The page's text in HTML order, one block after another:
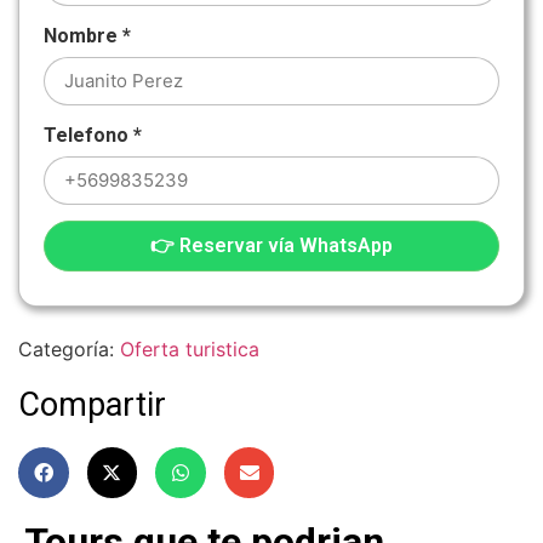
Nombre *
Telefono *
👉 Reservar vía WhatsApp
Categoría: Oferta turistica
Compartir